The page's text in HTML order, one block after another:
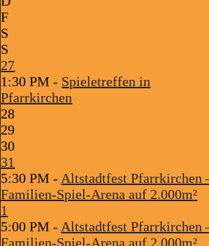
F
S
S
27
1:30 PM - Spieletreffen in
Pfarrkirchen
28
29
30
31
5:30 PM - Altstadtfest Pfarrkirchen
Familien-Spiel-Arena auf 2.000m²
1
5:00 PM - Altstadtfest Pfarrkirchen
Familien-Spiel-Arena auf 2.000m²